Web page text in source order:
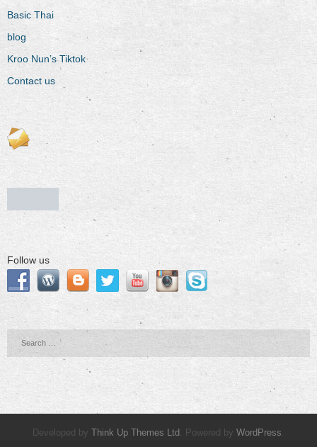
Basic Thai
blog
Kroo Nun’s Tiktok
Contact us
Follow us
Developed by Think Up Themes Ltd . Powered by WordPress.